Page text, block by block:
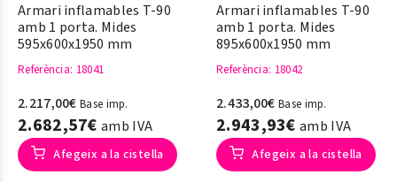
Armari inflamables T-90
amb 1 porta. Mides
595x600x1950 mm
Referència: 18041
2.217,00€ Base imp.
2.682,57€ amb IVA
Afegeix a la cistella
Armari inflamables T-90
amb 1 porta. Mides
895x600x1950 mm
Referència: 18042
2.433,00€ Base imp.
2.943,93€ amb IVA
Afegeix a la cistella